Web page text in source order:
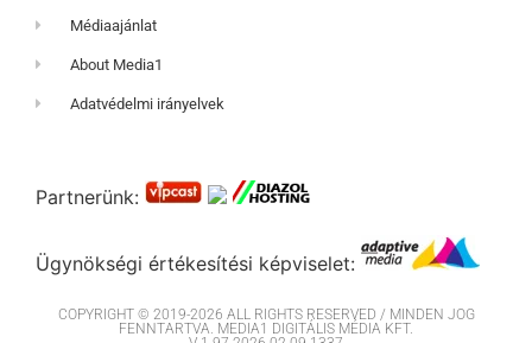
Médiaajánlat
About Media1
Adatvédelmi irányelvek
Partnerünk:
Ügynökségi értékesítési képviselet:
COPYRIGHT © 2019-2026 ALL RIGHTS RESERVED / MINDEN JOG
FENNTARTVA. MEDIA1 DIGITÁLIS MÉDIA KFT.